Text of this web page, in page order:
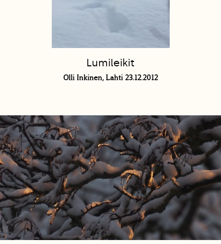
Lumileikit
Olli Inkinen, Lahti 23.12.2012